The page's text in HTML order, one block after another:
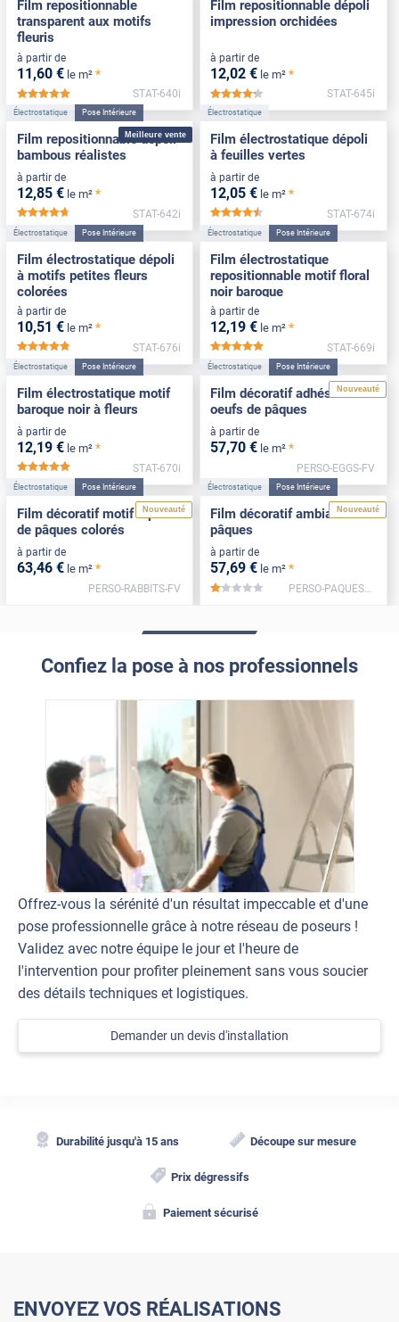
Film repositionnable
transparent aux motifs
fleuris
à partir de
11,60 € le m² *
*****
STAT-640i
Film repositionnable dépoli
impression orchidées
à partir de
12,02 € le m² *
*****
STAT-645i
Meilleure vente
Électrostatique Pose Intérieure
Film repositionnable dépoli
bambous réalistes
à partir de
12,85 € le m² *
*****
STAT-642i
Électrostatique
Film électrostatique dépoli
à feuilles vertes
à partir de
12,05 € le m² *
*****
STAT-674i
Électrostatique Pose Intérieure
Film électrostatique dépoli
à motifs petites fleurs
colorées
à partir de
10,51 € le m² *
STAT-676i
Électrostatique Pose Intérieure
Film électrostatique
repositionnable motif floral
noir baroque
à partir de
12,19 € le m² *
STAT-669i
Électrostatique Pose Intérieure
Film électrostatique motif
baroque noir à fleurs
à partir de
12,19 € le m² *
*****
STAT-670i
Nouveauté
Électrostatique Pose Intérieure
Film décoratif adhésif motif
oeufs de pâques
à partir de
57,70 € le m² *
PERSO-EGGS-FV
Nouveauté
Électrostatique Pose Intérieure
Film décoratif motif lapins
de pâques colorés
à partir de
63,46 € le m² *
PERSO-RABBITS-FV
Nouveauté
Électrostatique Pose Intérieure
Film décoratif ambiance
pâques
à partir de
57,69 € le m² *
*****
Confiez la pose à nos professionnels
Offrez-vous la sérénité d'un résultat impeccable et d'une
pose professionnelle grâce à notre réseau de poseurs !
Validez avec notre équipe le jour et l'heure de
l'intervention pour profiter pleinement sans vous soucier
des détails techniques et logistiques.
Demander un devis d'installation
Durabilité jusqu'à 15 ans Découpe sur mesure
Prix dégressifs
Paiement sécurisé
ENVOYEZ VOS RÉALISATIONS